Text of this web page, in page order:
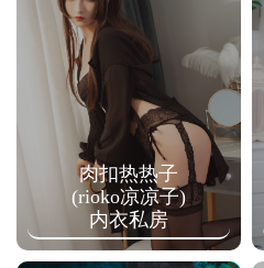
肉扣热热子
(rioko凉凉子)
内衣私房